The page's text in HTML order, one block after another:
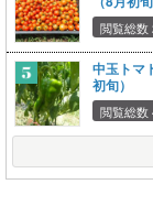
閲覧総数
中玉トマ
初旬）
閲覧総数